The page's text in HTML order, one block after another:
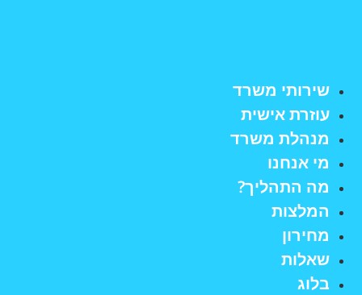
שירותי משרד
עוזרת אישית
מנהלת משרד
מי אנחנו
מה התהליך?
המלצות
מחירון
שאלות
בלוג